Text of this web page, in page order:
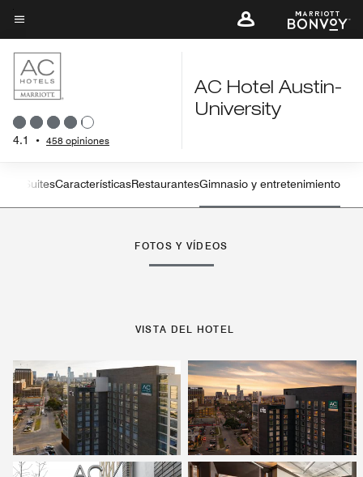
Skip
to
main
content
Texto del menú
4.1 • 458 opiniones
AC Hotel Austin-
University
Flecha izquierda
SuitesCaracterísticasRestaurantesGimnasio y entretenimiento
FOTOS Y VÍDEOS
VISTA DEL HOTEL